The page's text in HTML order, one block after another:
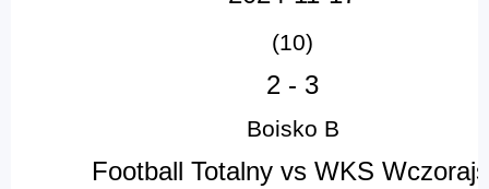
(10)
2 - 3
Boisko B
Football Totalny vs WKS